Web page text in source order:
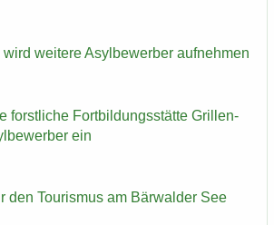
wei­te­re Asyl­be­wer­ber auf­neh­men
forst­li­che Fort­bil­dungs­stät­te Gril­len­
ein
den Tou­ris­mus am Bär­wal­der See